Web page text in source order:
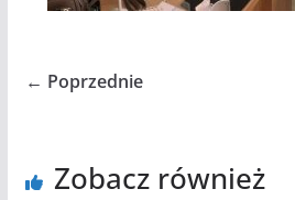
← Poprzednie
Zobacz również